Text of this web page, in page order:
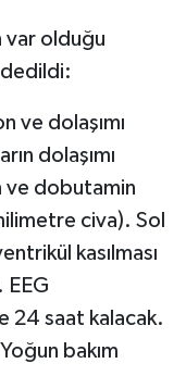
var olduğu
ve dolaşımı
dolaşımı
ve dobutamin
civa). Sol
kasılması
EEG
24 saat kalacak.
bakım